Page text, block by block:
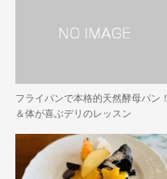
フライパンで本格的天然酵母パン！
＆体が喜ぶデリのレッスン